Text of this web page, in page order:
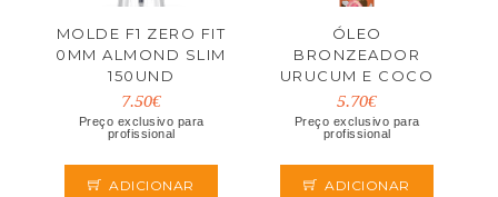
MOLDE F1 ZERO FIT
0MM ALMOND SLIM
150UND
7.50€
Preço exclusivo para
profissional
ADICIONAR
ÓLEO
BRONZEADOR
URUCUM E COCO
200ML BODY
SECRETS
5.70€
Preço exclusivo para
profissional
ADICIONAR